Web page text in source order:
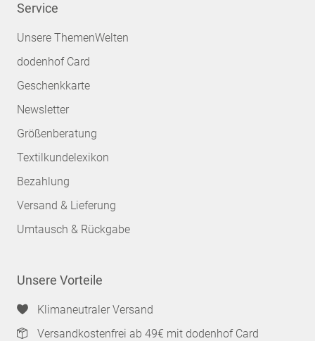
Service
Unsere ThemenWelten
dodenhof Card
Geschenkkarte
Newsletter
Größenberatung
Textilkundelexikon
Bezahlung
Versand & Lieferung
Umtausch & Rückgabe
Unsere Vorteile
Klimaneutraler Versand
Versandkostenfrei ab 49€ mit dodenhof Card